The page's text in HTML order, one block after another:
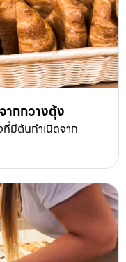
ากกวางตุ้ง
มีต้นกำเนิดจาก